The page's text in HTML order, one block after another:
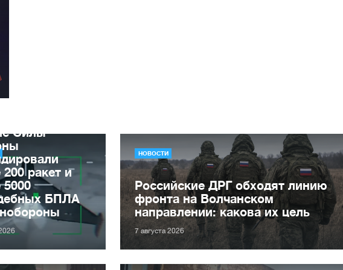
Силы
200 ракет и
5000
БПЛА
НОВОСТИ
Российские ДРГ обходят линию
фронта на Волчанском
направлении: какова их цель
7 августа 2026